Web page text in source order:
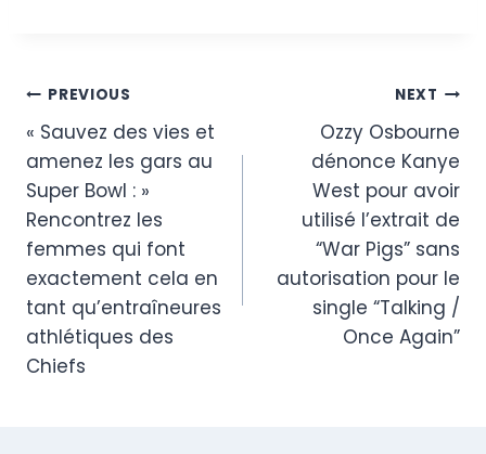
Post
navigation
PREVIOUS
« Sauvez des vies et
amenez les gars au
Super Bowl : »
Rencontrez les
femmes qui font
exactement cela en
tant qu’entraîneures
athlétiques des
Chiefs
NEXT
Ozzy Osbourne
dénonce Kanye
West pour avoir
utilisé l’extrait de
“War Pigs” sans
autorisation pour le
single “Talking /
Once Again”